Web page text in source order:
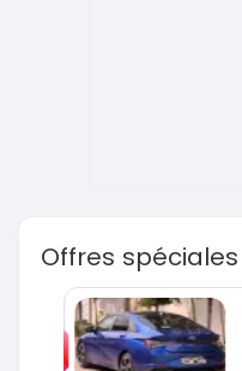
Offres spéciales